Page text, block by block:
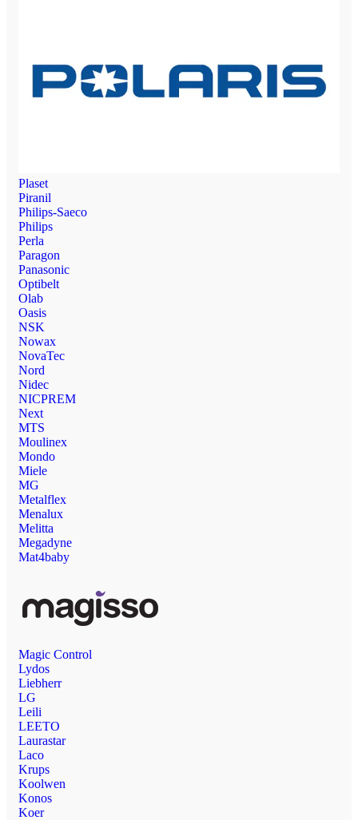
Plaset
Piranil
Philips-Saeco
Philips
Perla
Paragon
Panasonic
Optibelt
Olab
Oasis
NSK
Nowax
NovaTec
Nord
Nidec
NICPREM
Next
MTS
Moulinex
Mondo
Miele
MG
Metalflex
Menalux
Melitta
Megadyne
Mat4baby
Magic Control
Lydos
Liebherr
LG
Leili
LEETO
Laurastar
Laco
Krups
Koolwen
Konos
Koer